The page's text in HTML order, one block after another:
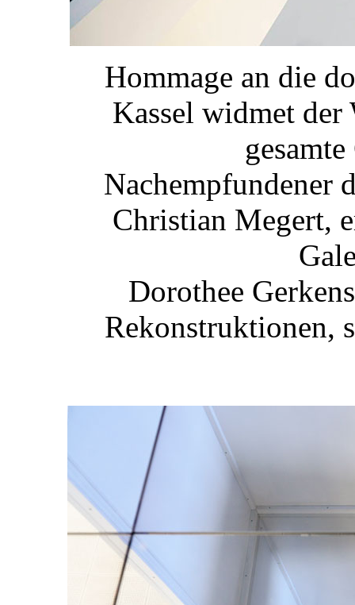
Hommage an die
Kassel widmet der
Nachempfundener
Christian Megert,
Dorothee
Rekonstruktionen,